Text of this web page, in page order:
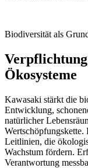
Biodiversität als
Ökosysteme
Kawasaki stärkt die
Entwicklung,
natürlicher
Leitlinien, die
Wachstum fördern.
Verantwortung